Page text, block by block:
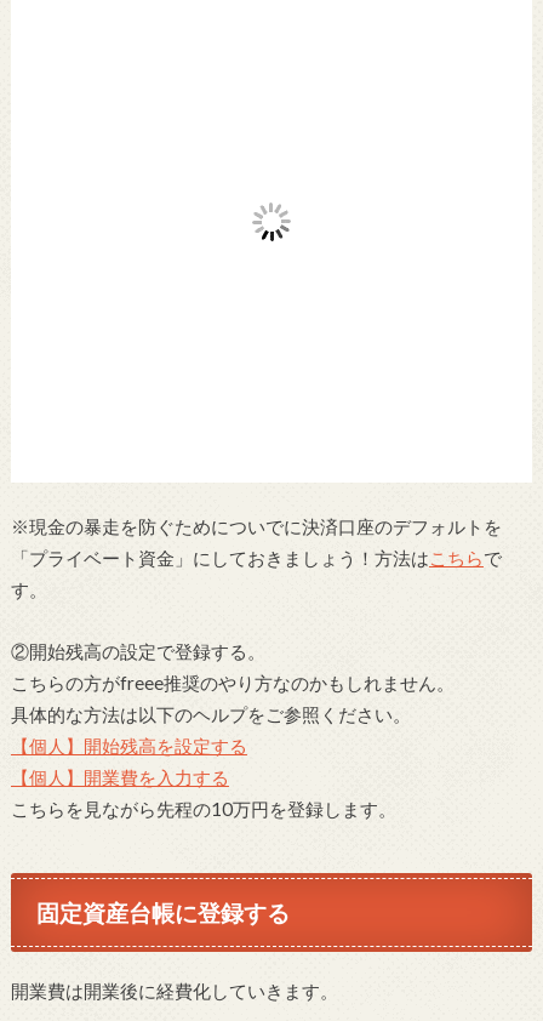
※現金の暴走を防ぐためについでに決済口座のデフォルトを
「プライベート資金」にしておきましょう！方法はこちらで
す。
②開始残高の設定で登録する。
こちらの方がfreee推奨のやり方なのかもしれません。
具体的な方法は以下のヘルプをご参照ください。
【個人】開始残高を設定する
【個人】開業費を入力する
こちらを見ながら先程の10万円を登録します。
固定資産台帳に登録する
開業費は開業後に経費化していきます。